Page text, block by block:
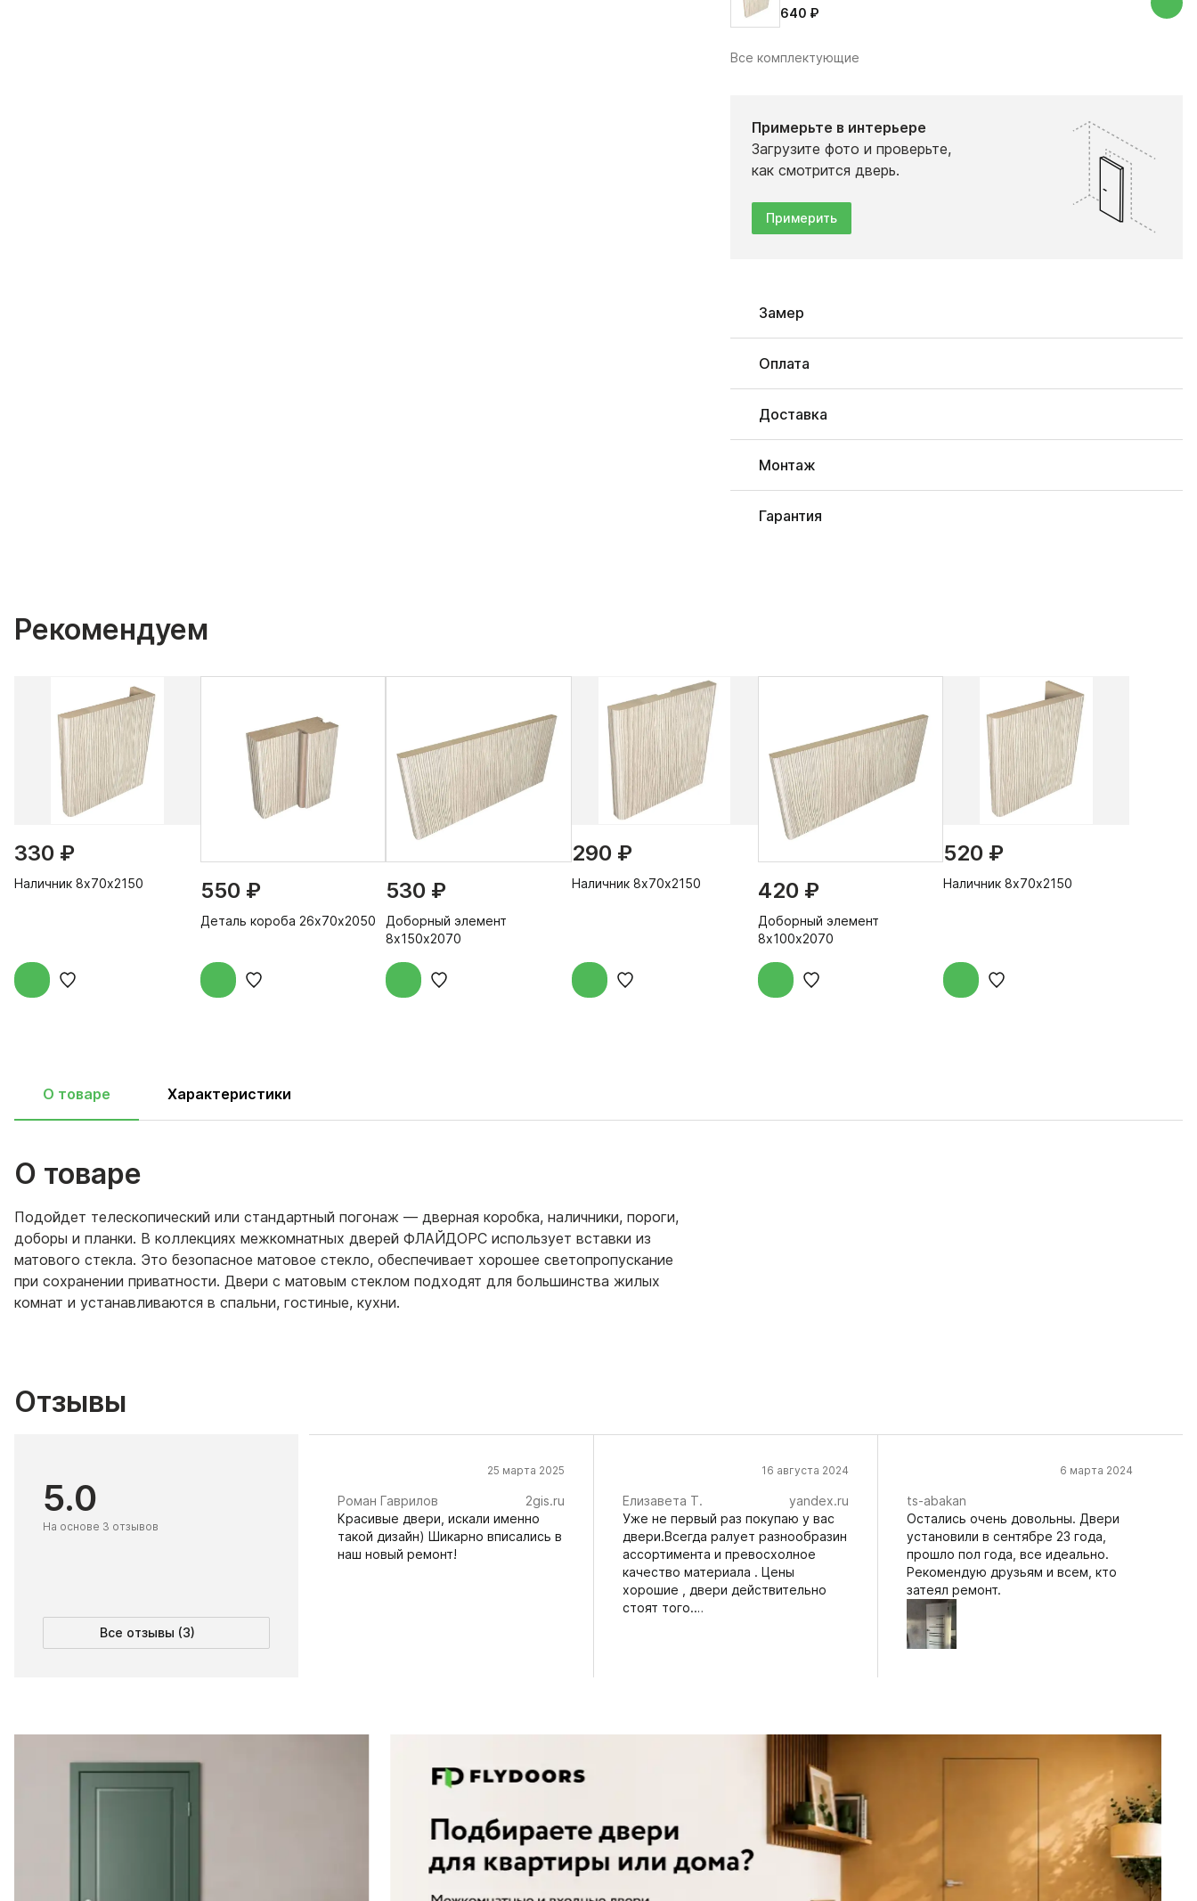
640 ₽
Все комплектующие
Примерьте в интерьере
Загрузите фото и проверьте,
как смотрится дверь.
Примерить
Замер
Оплата
Доставка
Монтаж
Гарантия
Отзывы
5.0
На основе 3 отзывов
25 марта 2025
​Роман Гаврилов
2gis.ru
Красивые двери, искали именно
такой дизайн) Шикарно вписались в
наш новый ремонт!
16 августа 2024
Елизавета Т.
yandex.ru
Уже не первый раз покупаю у вас
двери.Всегда ралует разнообразин
ассортимента и превосхолное
качество материала . Цены
хорошие , двери действительно
стоят того.…
6 марта 2024
ts-abakan
Остались очень довольны. Двери
установили в сентябре 23 года,
прошло пол года, все идеально.
Рекомендую друзьям и всем, кто
затеял ремонт.
Все отзывы (3)
Рекомендуем
330 ₽
Наличник 8х70х2150 550 ₽
Деталь короба 26х70х2050
530 ₽
Доборный элемент
8х150х2070
290 ₽
Наличник 8х70х2150 420 ₽
Доборный элемент
8х100х2070
520 ₽
Наличник 8х70х2150
О товаре Характеристики
О товаре
Подойдет телескопический или стандартный погонаж — дверная коробка, наличники, пороги,
доборы и планки. В коллекциях межкомнатных дверей ФЛАЙДОРС использует вставки из
матового стекла. Это безопасное матовое стекло, обеспечивает хорошее светопропускание
при сохранении приватности. Двери с матовым стеклом подходят для большинства жилых
комнат и устанавливаются в спальни, гостиные, кухни.